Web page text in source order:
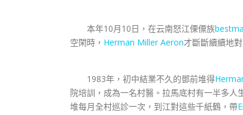
本年10月10日，在云南怒江傈僳族
空閑時， Herman Miller Aeron才斷斷續續地
1983年，初中結業不久的鄧前堆得
院培訓，成為一名村醫。拉馬底村有一半多人
堆每月全村巡診一次，到江對這些千紙鶴，帶